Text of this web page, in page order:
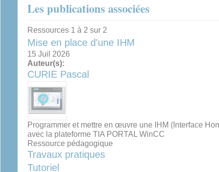
Les publications associées
Ressources 1 à 2 sur 2
Mise en place d'une IHM
15 Juil 2026
Auteur(s):
CURIE Pascal
Programmer et mettre en œuvre une IHM (Interface
avec la plateforme TIA PORTAL WinCC
Ressource pédagogique
Travaux pratiques
Tutoriel